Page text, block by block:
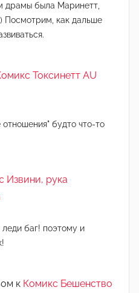
драмы была Маринетт,
Посмотрим, как дальше
Токсинетт AU
будто что-то
Извини, рука
баг! поэтому и
к Комикс Бешенство